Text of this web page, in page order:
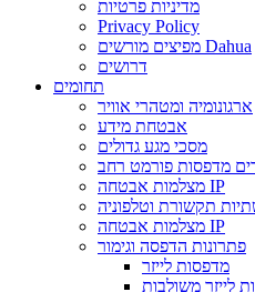
מדיניות פרטיות
Privacy Policy
מפיצים מורשים Dahua
דרושים
תחומים
ארגונומיה ומטהרי אוויר
אבטחת מידע
מסכי מגע גדולים
מדפסות פורמט רחב
מצלמות אבטחה IP
תקשורת וטלפוניה
מצלמות אבטחה IP
פתרונות הדפסה וגימור
מדפסות לייזר